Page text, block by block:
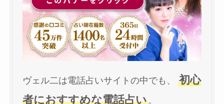
ヴェル二は電話占いサイトの中でも、 初心
者におすすめな電話占い。